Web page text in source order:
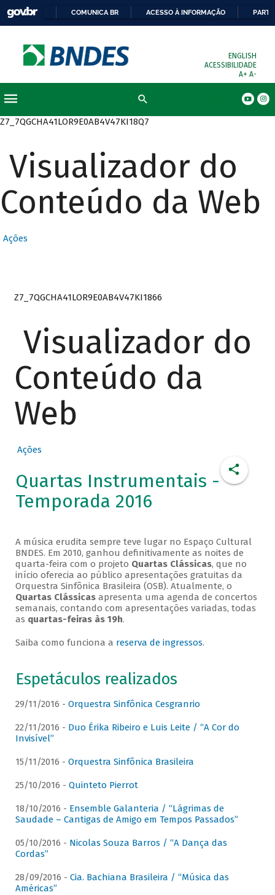
COMUNICA BR ACESSO À INFORMAÇÃO
ENGLISH
ACESSIBILIDADE
A+ A-
Z7_7QGCHA41LOR9E0AB4V47KI18Q7
Visualizador do
Conteúdo da Web
Ações
Z7_7QGCHA41LOR9E0AB4V47KI1866
Visualizador do
Conteúdo da
Web
Ações
Quartas Instrumentais -
Temporada 2016
A música erudita sempre teve lugar no Espaço Cultural
BNDES. Em 2010, ganhou definitivamente as noites de
quarta-feira com o projeto Quartas Clássicas, que no
início oferecia ao público apresentações gratuitas da
Orquestra Sinfônica Brasileira (OSB). Atualmente, o
Quartas Clássicasapresenta uma agenda de concertos
semanais, contando com apresentações variadas, todas
as quartas-feiras às 19h.
Saiba como funciona a reserva de ingressos.
Espetáculos realizados
29/11/2016 - Orquestra Sinfônica Cesgranrio
22/11/2016 - Duo Érika Ribeiro e Luis Leite / “A Cor do
Invisível”
15/11/2016 - Orquestra Sinfônica Brasileira
25/10/2016 - Quinteto Pierrot
18/10/2016 - Ensemble Galanteria / “Lágrimas de
Saudade – Cantigas de Amigo em Tempos Passados”
05/10/2016 - Nicolas Souza Barros / “A Dança das
Cordas”
28/09/2016 - Cia. Bachiana Brasileira / “Música das
Américas”